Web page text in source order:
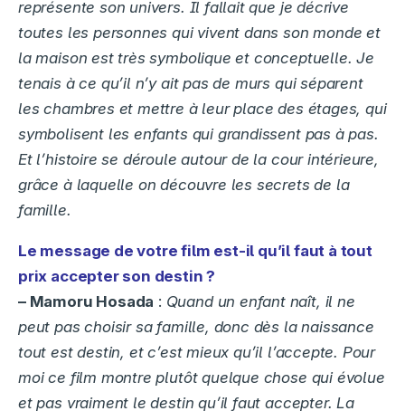
représente son univers. Il fallait que je décrive
toutes les personnes qui vivent dans son monde et
la maison est très symbolique et conceptuelle. Je
tenais à ce qu’il n’y ait pas de murs qui séparent
les chambres et mettre à leur place des étages, qui
symbolisent les enfants qui grandissent pas à pas.
Et l’histoire se déroule autour de la cour intérieure,
grâce à laquelle on découvre les secrets de la
famille.
Le message de votre film est-il qu’il faut à tout
prix accepter son destin ?
– Mamoru Hosada : Quand un enfant naît, il ne
peut pas choisir sa famille, donc dès la naissance
tout est destin, et c’est mieux qu’il l’accepte. Pour
moi ce film montre plutôt quelque chose qui évolue
et pas vraiment le destin qu’il faut accepter. La